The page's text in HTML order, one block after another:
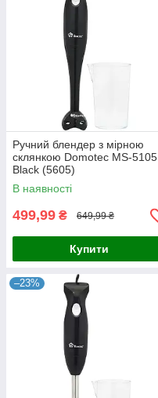
Ручний блендер з мірною
склянкою Domotec MS-5105
Black (5605)
В наявності
499,99 ₴ 649,99 ₴
Купити
–23%